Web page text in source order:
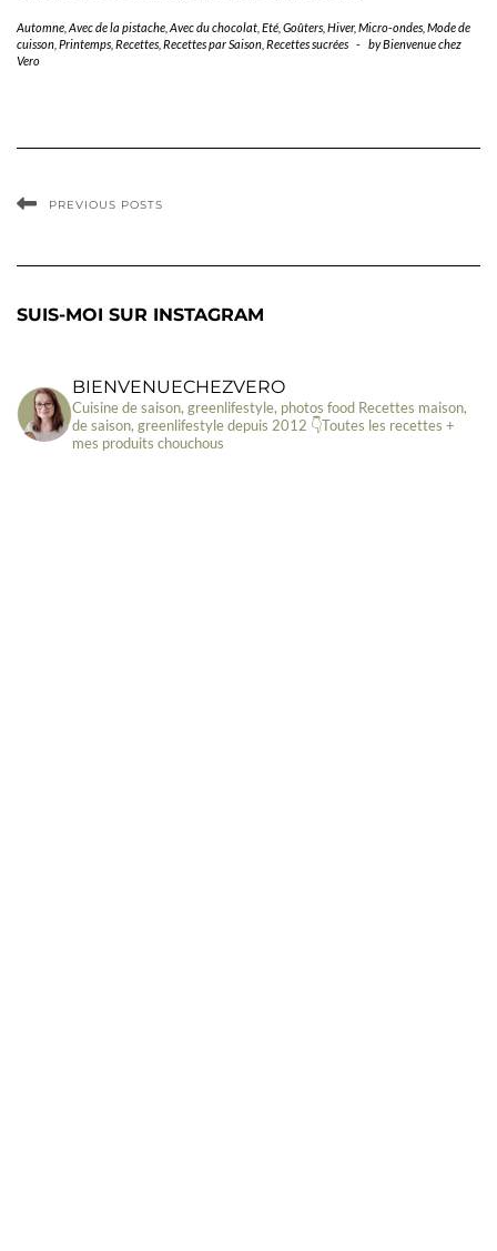
Automne Avec de la pistache Avec du chocolat Eté Goûters Hiver, Micro-ondes Mode de
cuisson Printemps Recettes Recettes par Saison Recettes sucrées - byBienvenue chez
Vero
PREVIOUS POSTS
SUIS-MOI SUR INSTAGRAM
BIENVENUECHEZVERO
Cuisine de saison, greenlifestyle, photos food Recettes maison,
de saison, greenlifestyle depuis 2012 👇Toutes les recettes +
mes produits chouchous